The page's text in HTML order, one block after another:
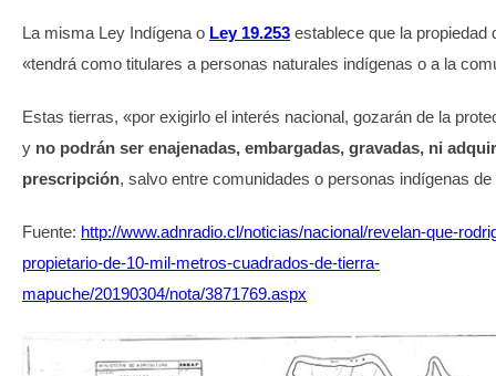
La misma Ley Indígena o Ley 19.253 establece que la propiedad
«tendrá como titulares a personas naturales indígenas o a la
Estas tierras, «por exigirlo el interés nacional, gozarán de la
y no podrán ser enajenadas, embargadas, gravadas, ni
prescripción, salvo entre comunidades o personas indígenas
Fuente: http://www.adnradio.cl/noticias/nacional/revelan-que-
propietario-de-10-mil-metros-cuadrados-de-tierra-
mapuche/20190304/nota/3871769.aspx